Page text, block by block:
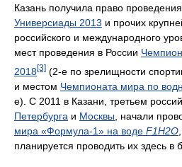
Казань получила право проведения
Универсиады 2013 и прочих
российского и международного
мест проведения в России
2018[3] (2-е по зрелищности
и местом Чемпионата мира по
е). С 2011 в Казани, третьем
Петербурга и Москвы , начали
мира «Формула-1» на воде F1H2O
планируется проводить их здесь в